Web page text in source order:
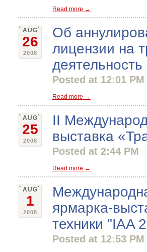
Read more →
AUG
26
2008
Об
лицензии на
деятельность
Posted at 12:01 PM
Read more →
AUG
25
2008
II
выставка
Posted at 2:44 PM
Read more →
AUG
1
2008
ярмарка-
техники "IAA
Posted at 12:53 PM